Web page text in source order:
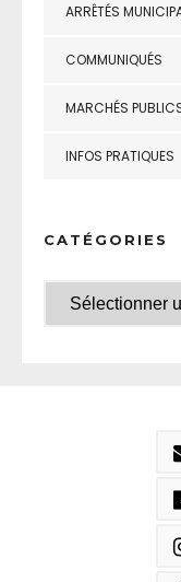
ARRÊTÉS
COMMUNIQUÉS
MARCHÉS
INFOS PRATIQUES
CATÉGORIES